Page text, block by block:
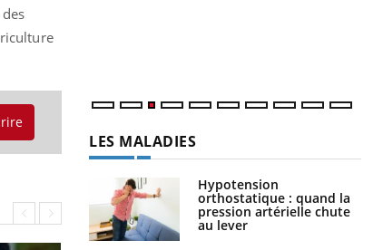
LES MALADIES
Hypotension
orthostatique : quand la
pression artérielle chute
au lever